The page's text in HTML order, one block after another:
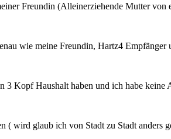
Freundin (Alleinerziehende Mutter von
wie meine Freundin, Hartz4 Empfänger
3 Kopf Haushalt haben und ich habe keine
( wird glaub ich von Stadt zu Stadt anders